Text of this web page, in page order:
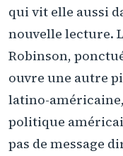
qui vit elle aussi
nouvelle lecture.
Robinson,
ouvre une autre
latino-
politique
pas de message